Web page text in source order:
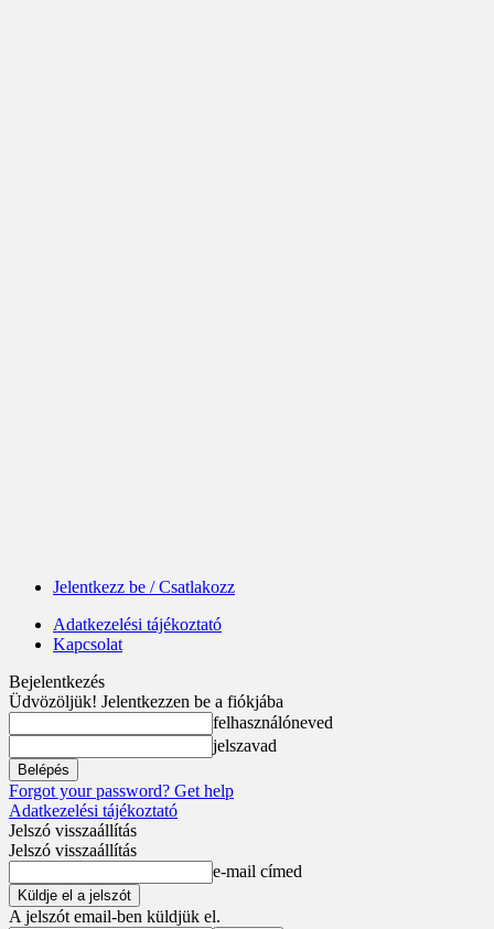
Jelentkezz be / Csatlakozz
Adatkezelési tájékoztató
Kapcsolat
Bejelentkezés
Üdvözöljük! Jelentkezzen be a fiókjába
felhasználóneved
jelszavad
Forgot your password? Get help
Adatkezelési tájékoztató
Jelszó visszaállítás
Jelszó visszaállítás
e-mail címed
A jelszót email-ben küldjük el.